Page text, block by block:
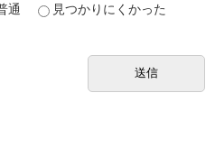
通 見つかりにくかった